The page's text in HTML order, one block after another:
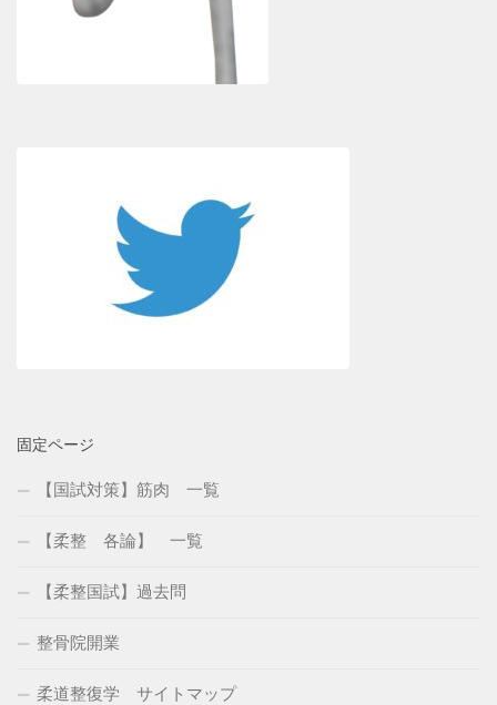
固定ページ
【国試対策】筋肉 一覧
【柔整 各論】 一覧
【柔整国試】過去問
整骨院開業
柔道整復学 サイトマップ